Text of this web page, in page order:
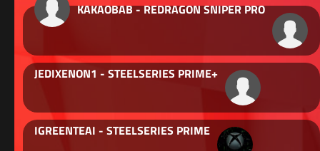
KAKAOBAB - REDRAGON SNIPER PRO
JEDIXENON1 - STEELSERIES PRIME+
IGREENTEAI - STEELSERIES PRIME